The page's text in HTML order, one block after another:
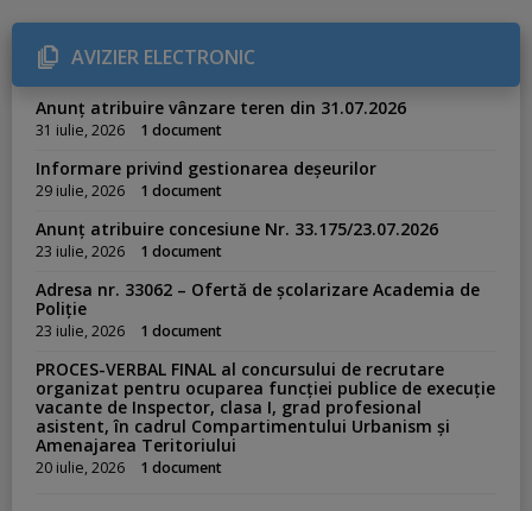
r
i
e
s
AVIZIER ELECTRONIC
Anunț atribuire vânzare teren din 31.07.2026
31 iulie, 2026 1 document
Informare privind gestionarea deșeurilor
29 iulie, 2026 1 document
Anunț atribuire concesiune Nr. 33.175/23.07.2026
23 iulie, 2026 1 document
Adresa nr. 33062 – Ofertă de școlarizare Academia de
Poliție
23 iulie, 2026 1 document
PROCES-VERBAL FINAL al concursului de recrutare
organizat pentru ocuparea funcției publice de execuție
vacante de Inspector, clasa I, grad profesional
asistent, în cadrul Compartimentului Urbanism și
Amenajarea Teritoriului
20 iulie, 2026 1 document